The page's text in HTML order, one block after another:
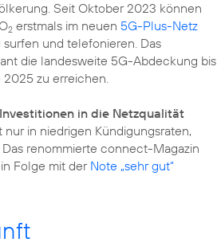
Seit Oktober 2023 können
2erstmals im neuen 5G-Plus-Netz
und telefonieren. Das
die landesweite 5G-Abdeckung bis
zu erreichen.
in die Netzqualität
in niedrigen Kündigungsraten,
renommierte connect-Magazin
Folge mit der Note „sehr gut“